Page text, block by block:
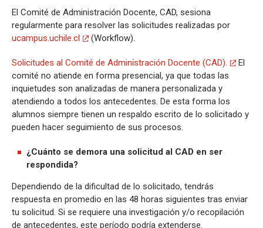
El Comité de Administración Docente, CAD, sesiona
regularmente para resolver las solicitudes realizadas por
ucampus.uchile.cl
(Workflow).
Solicitudes al Comité de Administración Docente (CAD).
El
comité no atiende en forma presencial, ya que todas las
inquietudes son analizadas de manera personalizada y
atendiendo a todos los antecedentes. De esta forma los
alumnos siempre tienen un respaldo escrito de lo solicitado y
pueden hacer seguimiento de sus procesos.
¿Cuánto se demora una solicitud al CAD en ser
respondida?
Dependiendo de la dificultad de lo solicitado, tendrás
respuesta en promedio en las 48 horas siguientes tras enviar
tu solicitud. Si se requiere una investigación y/o recopilación
de antecedentes, este período podría extenderse.